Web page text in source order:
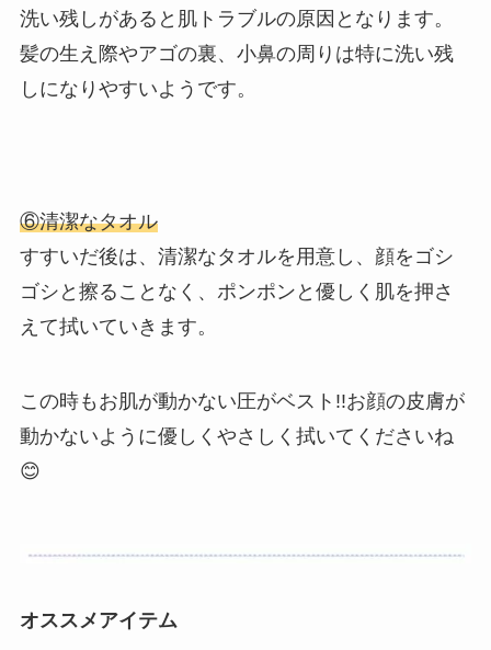
洗い残しがあると肌トラブルの原因となります。
髪の生え際やアゴの裏、小鼻の周りは特に洗い残
しになりやすいようです。
⑥清潔なタオル
すすいだ後は、清潔なタオルを用意し、顔をゴシ
ゴシと擦ることなく、ポンポンと優しく肌を押さ
えて拭いていきます。
この時もお肌が動かない圧がベスト!!お顔の皮膚が
動かないように優しくやさしく拭いてくださいね
😊
オススメアイテム